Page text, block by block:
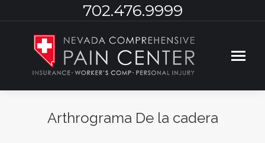
702.476.9999
Arthrograma De la cadera